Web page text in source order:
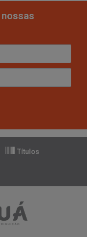
Títulos